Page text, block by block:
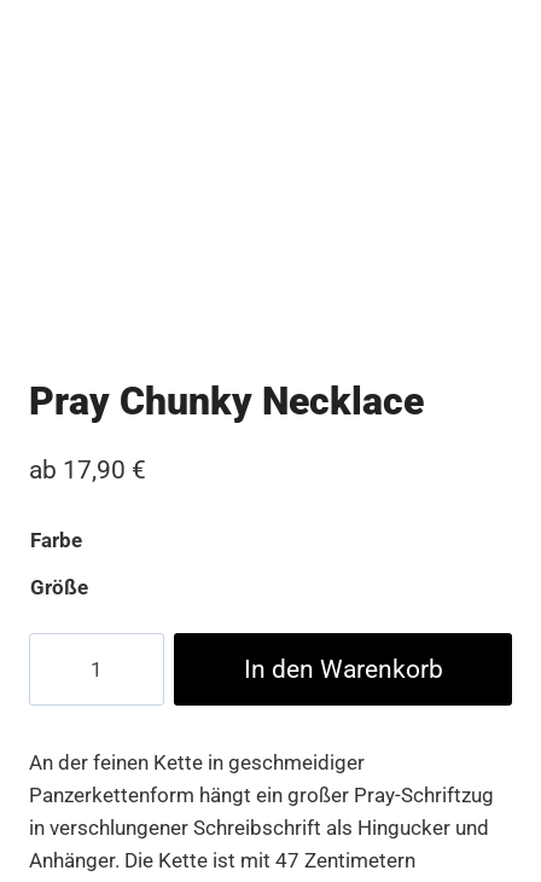
Pray Chunky Necklace
ab 17,90 €
Farbe
Größe
Necklace
In den Warenkorb
An der feinen Kette in geschmeidiger
Panzerkettenform hängt ein großer Pray-Schriftzug
in verschlungener Schreibschrift als Hingucker und
Anhänger. Die Kette ist mit 47 Zentimetern